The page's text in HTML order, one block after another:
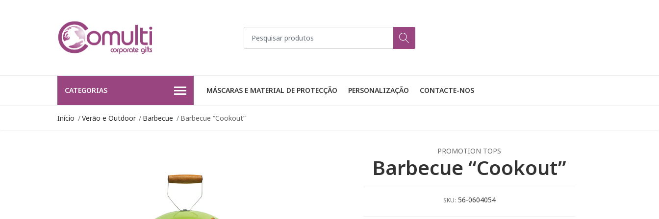
CATEGORIAS MÁSCARAS E MATERIAL DE PROTECÇÃO PERSONALIZAÇÃO CONTACTE-NOS
Início Verão e Outdoor Barbecue Barbecue “Cookout”
PROMOTION TOPS
Barbecue “Cookout”
SKU: 56-0604054